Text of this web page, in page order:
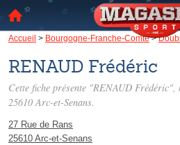
Accueil > Bourgogne-Franche-Comté>
RENAUD Frédéric
Cette fiche présente "RENAUD Frédéric",
25610 Arc-et-Senans.
27 Rue de Rans
25610 Arc-et-Senans